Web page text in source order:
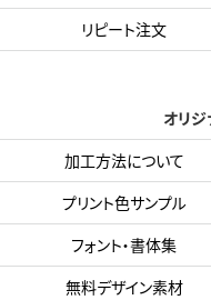
リピート注文
オリ
加工方法について
プリント色サンプル
フォント・書体集
無料デザイン素材